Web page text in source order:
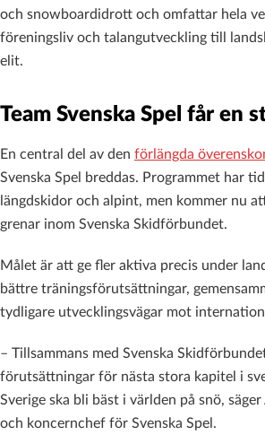
och snowboardidrott och omfattar hela
föreningsliv och talangutveckling till
elit.
Team Svenska Spel får en
En central del av den förlängda
Svenska Spel breddas. Programmet har
längdskidor och alpint, men kommer nu
grenar inom Svenska Skidförbundet.
Målet är att ge fler aktiva precis under
bättre träningsförutsättningar,
tydligare utvecklingsvägar mot
– Tillsammans med Svenska
förutsättningar för nästa stora kapitel i
Sverige ska bli bäst i världen på snö,
och koncernchef för Svenska Spel.